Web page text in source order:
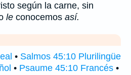
según la carne, sin
le conocemos así.
• Salmos 45:10 Plurilingüe
• Psaume 45:10 Francés •